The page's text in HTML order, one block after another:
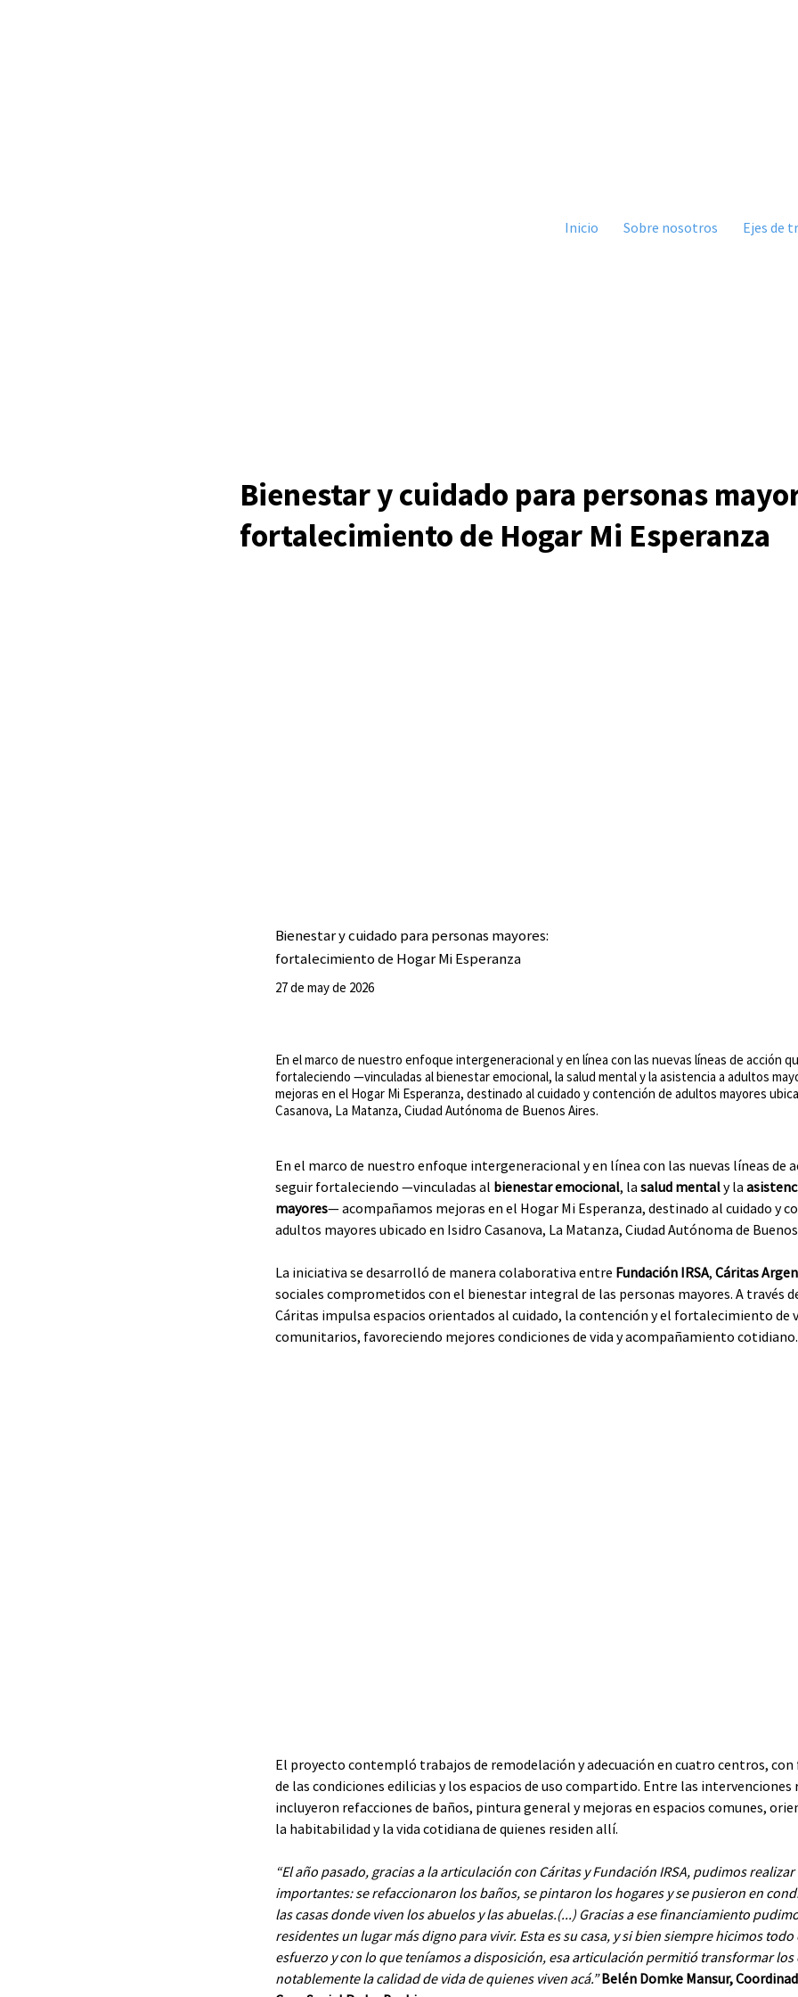
Inicio Sobre nosotros Ejes de
Bienestar y cuidado para personas
fortalecimiento de Hogar Mi Esperanza
Bienestar y cuidado para personas mayores:
fortalecimiento de Hogar Mi Esperanza
27 de may de 2026
En el marco de nuestro enfoque intergeneracional y en línea con las nuevas líneas de acción
fortaleciendo —vinculadas al bienestar emocional, la salud mental y la asistencia a adultos
mejoras en el Hogar Mi Esperanza, destinado al cuidado y contención de adultos mayores
Casanova, La Matanza, Ciudad Autónoma de Buenos Aires.
En el marco de nuestro enfoque intergeneracional y en línea con las nuevas líneas de
seguir fortaleciendo —vinculadas al bienestar emocional, la salud mental y la
mayores— acompañamos mejoras en el Hogar Mi Esperanza, destinado al cuidado y
adultos mayores ubicado en Isidro Casanova, La Matanza, Ciudad Autónoma de
La iniciativa se desarrolló de manera colaborativa entre Fundación IRSA, Cáritas
sociales comprometidos con el bienestar integral de las personas mayores. A través
Cáritas impulsa espacios orientados al cuidado, la contención y el fortalecimiento de
comunitarios, favoreciendo mejores condiciones de vida y acompañamiento
El proyecto contempló trabajos de remodelación y adecuación en cuatro centros,
de las condiciones edilicias y los espacios de uso compartido. Entre las intervenciones
incluyeron refacciones de baños, pintura general y mejoras en espacios comunes,
la habitabilidad y la vida cotidiana de quienes residen allí.
“El año pasado, gracias a la articulación con Cáritas y Fundación IRSA, pudimos
importantes: se refaccionaron los baños, se pintaron los hogares y se pusieron en
las casas donde viven los abuelos y las abuelas.(...) Gracias a ese financiamiento
residentes un lugar más digno para vivir. Esta es su casa, y si bien siempre hicimos
esfuerzo y con lo que teníamos a disposición, esa articulación permitió transformar
notablemente la calidad de vida de quienes viven acá.” Belén Domke Mansur,